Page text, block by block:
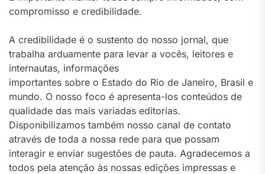
compromisso e credibilidade.
A credibilidade é o sustento do nosso jornal, que
trabalha arduamente para levar a vocês, leitores e
internautas, informações
importantes sobre o Estado do Rio de Janeiro, Brasil e
mundo. O nosso foco é apresenta-los conteúdos de
qualidade das mais variadas editorias.
Disponibilizamos também nosso canal de contato
através de toda a nossa rede para que possam
interagir e enviar sugestões de pauta. Agradecemos a
todos pela atenção às nossas edições impressas e